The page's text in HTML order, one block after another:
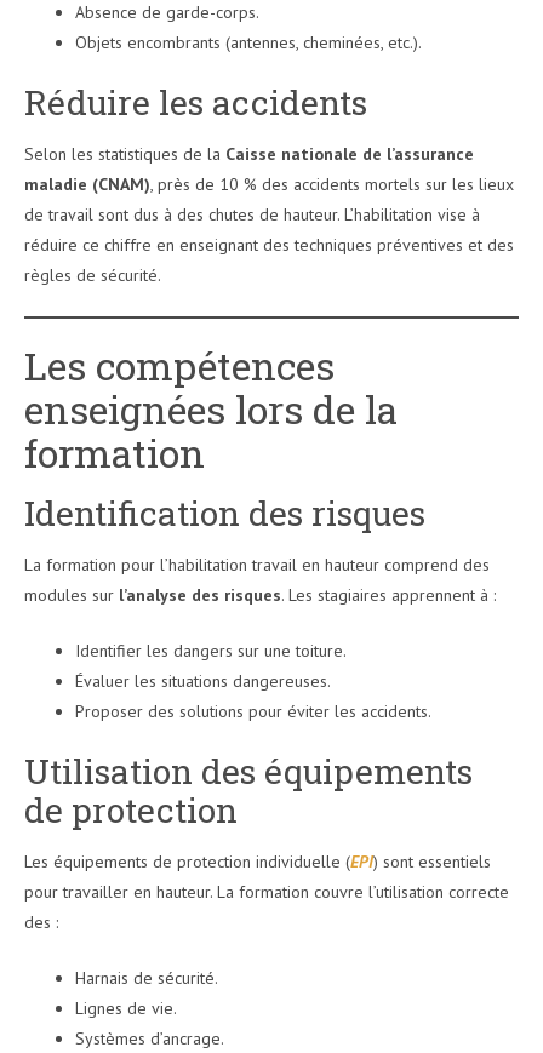
Absence de garde-corps.
Objets encombrants (antennes, cheminées, etc.).
Réduire les accidents
Selon les statistiques de la Caisse nationale de l’assurance
maladie (CNAM), près de 10 % des accidents mortels sur les lieux
de travail sont dus à des chutes de hauteur. L’habilitation vise à
réduire ce chiffre en enseignant des techniques préventives et des
règles de sécurité.
Les compétences
enseignées lors de la
formation
Identification des risques
La formation pour l’habilitation travail en hauteur comprend des
modules sur l’analyse des risques. Les stagiaires apprennent à :
Identifier les dangers sur une toiture.
Évaluer les situations dangereuses.
Proposer des solutions pour éviter les accidents.
Utilisation des équipements
de protection
Les équipements de protection individuelle (EPI) sont essentiels
pour travailler en hauteur. La formation couvre l’utilisation correcte
des :
Harnais de sécurité.
Lignes de vie.
Systèmes d’ancrage.